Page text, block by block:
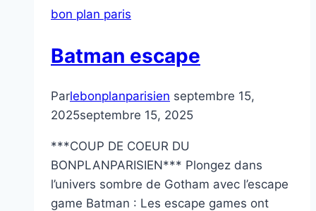
immersif
bon plan paris
Batman escape
Parlebonplanparisien septembre 15,
2025septembre 15, 2025
***COUP DE COEUR DU
BONPLANPARISIEN*** Plongez dans
l’univers sombre de Gotham avec l’escape
game Batman : Les escape games ont